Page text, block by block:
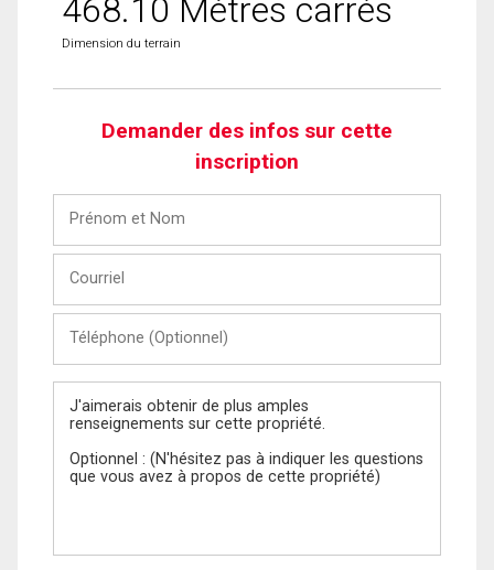
468.10 Mètres carrés
Dimension du terrain
Demander des infos sur cette
inscription
Nom
(Optionnel)
Message